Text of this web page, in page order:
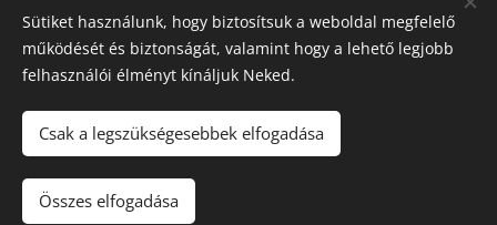
LETÖLTÉS
Sütiket használunk, hogy biztosítsuk a weboldal megfelelő
működését és biztonságát, valamint hogy a lehető legjobb
felhasználói élményt kínáljuk Neked.
Csak a legszükségesebbek elfogadása
Összes elfogadása